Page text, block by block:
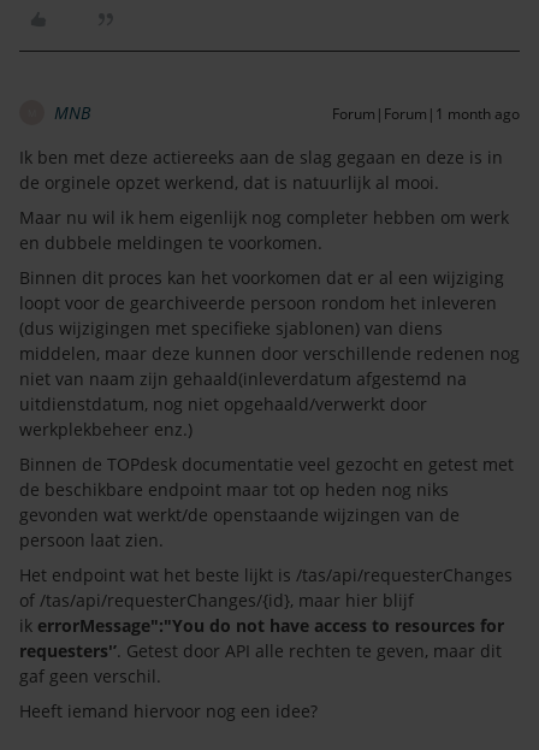
MNB Forum|Forum|1 month ago
Ik ben met deze actiereeks aan de slag gegaan en deze is in
de orginele opzet werkend, dat is natuurlijk al mooi.
Maar nu wil ik hem eigenlijk nog completer hebben om werk
en dubbele meldingen te voorkomen.
Binnen dit proces kan het voorkomen dat er al een wijziging
loopt voor de gearchiveerde persoon rondom het inleveren
(dus wijzigingen met specifieke sjablonen) van diens
middelen, maar deze kunnen door verschillende redenen nog
niet van naam zijn gehaald(inleverdatum afgestemd na
uitdienstdatum, nog niet opgehaald/verwerkt door
werkplekbeheer enz.)
Binnen de TOPdesk documentatie veel gezocht en getest met
de beschikbare endpoint maar tot op heden nog niks
gevonden wat werkt/de openstaande wijzingen van de
persoon laat zien.
Het endpoint wat het beste lijkt is /tas/api/requesterChanges
of /tas/api/requesterChanges/{id}, maar hier blijf
ik errorMessage":"You do not have access to resources for
requesters'’. Getest door API alle rechten te geven, maar dit
gaf geen verschil.
Heeft iemand hiervoor nog een idee?